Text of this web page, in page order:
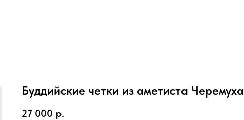
Буддийские четки из аметиста Черемуха
27 000 р.